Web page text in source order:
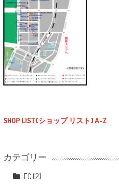
SHOP LIST(ショップ リスト) A-Z
カテゴリー
EC(2)